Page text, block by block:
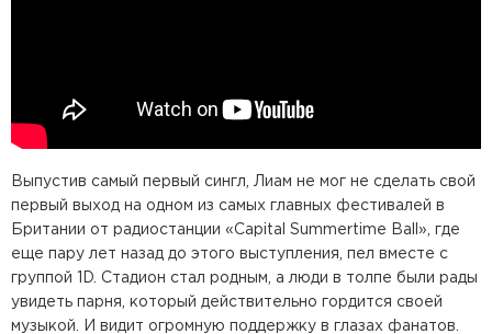
Выпустив самый первый сингл, Лиам не мог не сделать свой
первый выход на одном из самых главных фестивалей в
Британии от радиостанции «Capital Summertime Ball», где
еще пару лет назад до этого выступления, пел вместе с
группой 1D. Стадион стал родным, а люди в толпе были рады
увидеть парня, который действительно гордится своей
музыкой. И видит огромную поддержку в глазах фанатов.